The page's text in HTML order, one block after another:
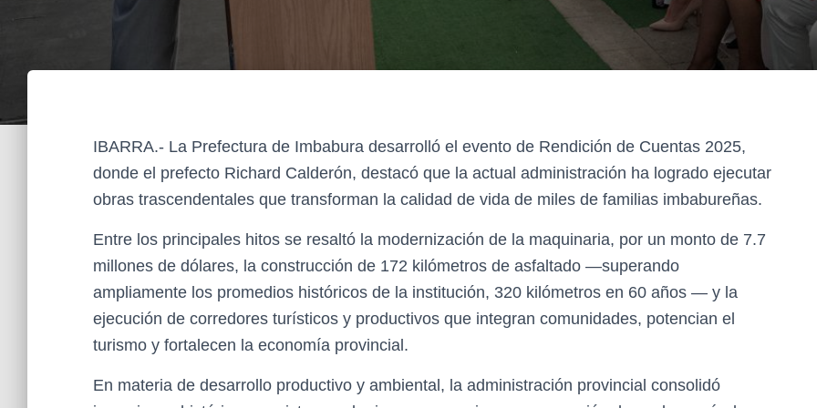
IBARRA.- La Prefectura de Imbabura desarrolló el evento de Rendición de Cuentas 2025,
donde el prefecto Richard Calderón, destacó que la actual administración ha logrado ejecutar
obras trascendentales que transforman la calidad de vida de miles de familias imbabureñas.
Entre los principales hitos se resaltó la modernización de la maquinaria, por un monto de 7.7
millones de dólares, la construcción de 172 kilómetros de asfaltado —superando
ampliamente los promedios históricos de la institución, 320 kilómetros en 60 años — y la
ejecución de corredores turísticos y productivos que integran comunidades, potencian el
turismo y fortalecen la economía provincial.
En materia de desarrollo productivo y ambiental, la administración provincial consolidó